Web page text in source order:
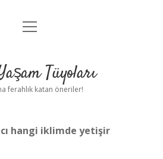
Anasayfa
Yasal Uyarı
menüyü
Tüyoları
ferahlık katan öneriler!
hangi iklimde yetişir